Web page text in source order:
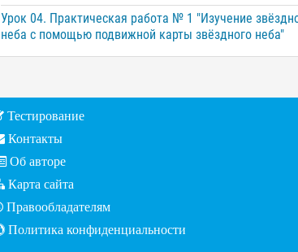
Урок 04. Практическая работа № 1 "Изучение
неба с помощью подвижной карты звёздного неба"
Тестирование
Контакты
Об авторе
Карта сайта
Правообладателям
Политика конфиденциальности